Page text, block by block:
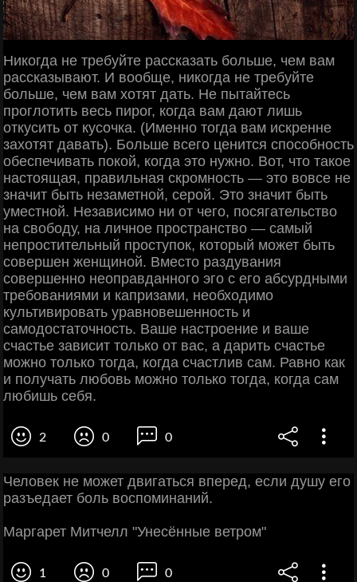
Никогда не требуйте рассказать больше, чем вам
рассказывают. И вообще, никогда не требуйте
больше, чем вам хотят дать. Не пытайтесь
проглотить весь пирог, когда вам дают лишь
откусить от кусочка. (Именно тогда вам искренне
захотят давать). Больше всего ценится способность
обеспечивать покой, когда это нужно. Вот, что такое
настоящая, правильная скромность — это вовсе не
значит быть незаметной, серой. Это значит быть
уместной. Независимо ни от чего, посягательство
на свободу, на личное пространство — самый
непростительный проступок, который может быть
совершен женщиной. Вместо раздувания
совершенно неоправданного эго с его абсурдными
требованиями и капризами, необходимо
культивировать уравновешенность и
самодостаточность. Ваше настроение и ваше
счастье зависит только от вас, а дарить счастье
можно только тогда, когда счастлив сам. Равно как
и получать любовь можно только тогда, когда сам
любишь себя.
2 0 0
Человек не может двигаться вперед, если душу его
разъедает боль воспоминаний.
Маргарет Митчелл "Унесённые ветром"
1 0 0